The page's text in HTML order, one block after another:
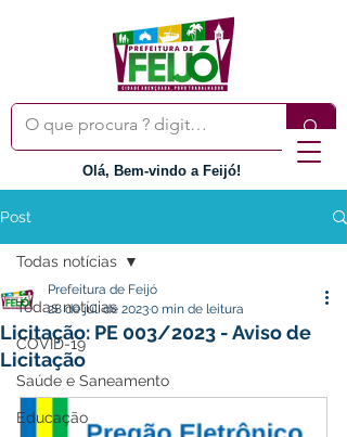
Olá, Bem-vindo a Feijó!
Post
Todas notícias
COVID-19
Saúde e Saneamento
Educação
Todas notícias
Licitação: PE 003/2023 - Aviso de
Licitação
Prefeitura de Feijó
28 de jul. de 20230 min de leitura